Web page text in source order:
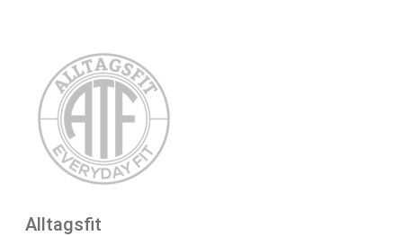
Alltagsfit